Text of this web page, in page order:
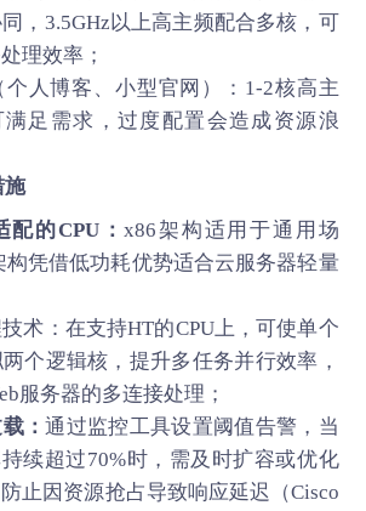
，3.5GHz以上高主频配合多核，可
理效率；
个人博客、小型官网）：1-2核高主
满足需求，过度配置会造成资源浪
施
配的CPU：x86架构适用于通用场
构凭借低功耗优势适合云服务器轻量
术：在支持HT的CPU上，可使单个
个逻辑核，提升多任务并行效率，
服务器的多连接处理；
：通过监控工具设置阈值告警，当
续超过70%时，需及时扩容或优化
止因资源抢占导致响应延迟（Cisco